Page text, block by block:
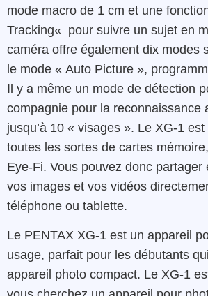
mode macro de 1 cm et une
Tracking« pour suivre un sujet en
caméra offre également dix modes
le mode « Auto Picture »,
Il y a même un mode de détection
compagnie pour la reconnaissance
jusqu’à 10 « visages ». Le XG-1 est
toutes les sortes de cartes mémoire
Eye-Fi. Vous pouvez donc partager
vos images et vos vidéos
téléphone ou tablette.
Le PENTAX XG-1 est un appareil
usage, parfait pour les débutants qui
appareil photo compact. Le XG-1